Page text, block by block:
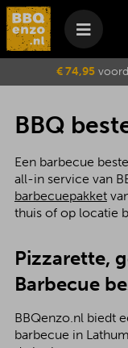
Je
€ 74,95
BBQ
Een barbecue
all-in service van
barbecuepakket
thuis of op locatie
Pizzarette,
Barbecue
BBQenzo.nl biedt
barbecue in